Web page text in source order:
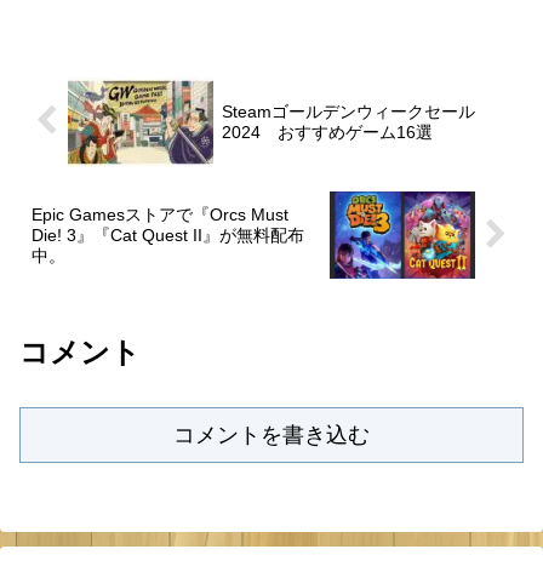
Steamゴールデンウィークセール
2024 おすすめゲーム16選
Epic Gamesストアで『Orcs Must
Die! 3』『Cat Quest II』が無料配布
中。
コメント
コメントを書き込む